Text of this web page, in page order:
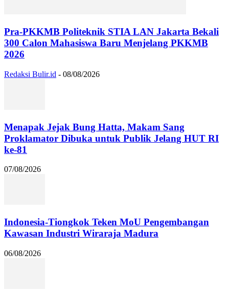
Pra-PKKMB Politeknik STIA LAN Jakarta Bekali
300 Calon Mahasiswa Baru Menjelang PKKMB
2026
Redaksi Bulir.id - 08/08/2026
Menapak Jejak Bung Hatta, Makam Sang
Proklamator Dibuka untuk Publik Jelang HUT RI
ke-81
07/08/2026
Indonesia-Tiongkok Teken MoU Pengembangan
Kawasan Industri Wiraraja Madura
06/08/2026